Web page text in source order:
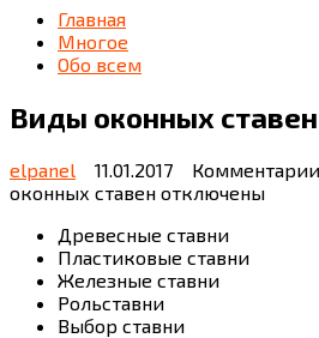
Главная
Многое
Обо всем
Виды оконных ставен
elpanel 11.01.2017 Комментарии
оконных ставен отключены
Древесные ставни
Пластиковые ставни
Железные ставни
Рольставни
Выбор ставни